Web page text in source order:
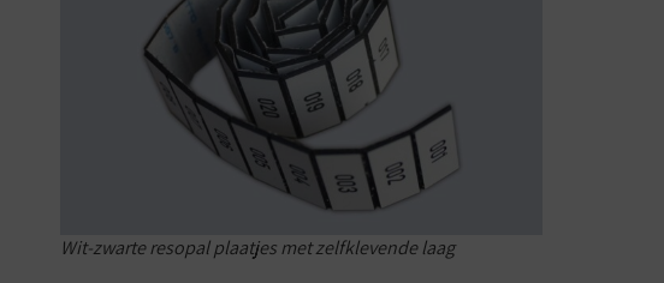
Wit-zwarte resopal plaatjes met zelfklevende laag